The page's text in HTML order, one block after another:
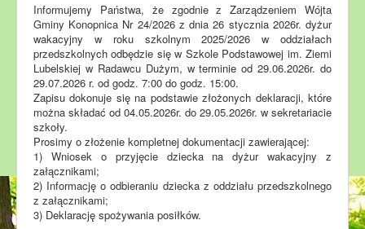
Informujemy Państwa, że zgodnie z Zarządzeniem Wójta
Gminy Konopnica Nr 24/2026 z dnia 26 stycznia 2026r. dyżur
wakacyjny w roku szkolnym 2025/2026 w oddziałach
przedszkolnych odbędzie się w Szkole Podstawowej im. Ziemi
Lubelskiej w Radawcu Dużym, w terminie od 29.06.2026r. do
29.07.2026 r. od godz. 7:00 do godz. 15:00.
Zapisu dokonuje się na podstawie złożonych deklaracji, które
można składać od 04.05.2026r. do 29.05.2026r. w sekretariacie
szkoły.
Prosimy o złożenie kompletnej dokumentacji zawierającej:
1) Wniosek o przyjęcie dziecka na dyżur wakacyjny z
załącznikami;
2) Informację o odbieraniu dziecka z oddziału przedszkolnego
z załącznikami;
3) Deklarację spożywania posiłków.